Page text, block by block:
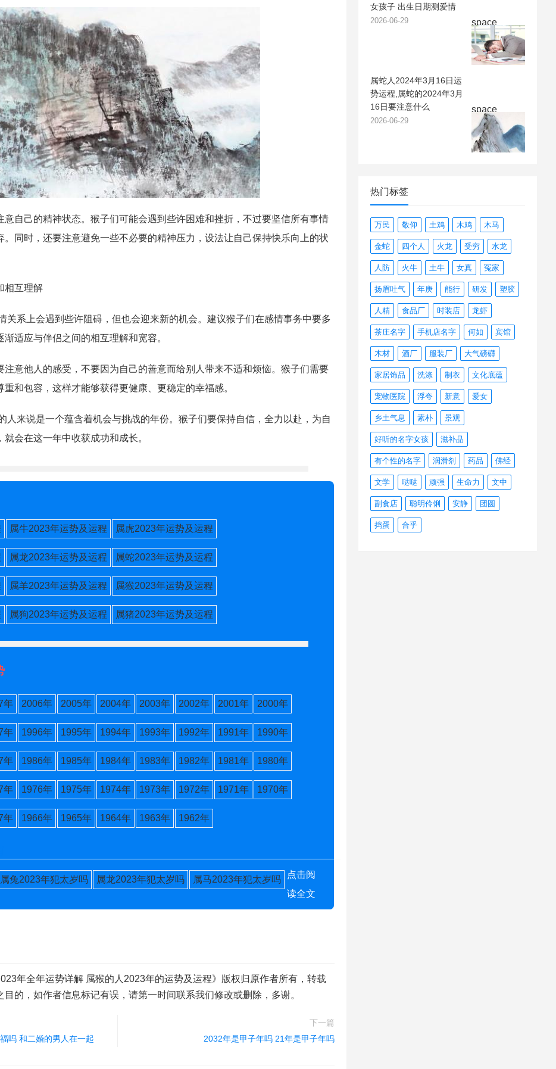
意自己的精神状态。猴子们可能会遇到些许困难和挫折，不过要坚信所有事情
。同时，还要注意避免一些不必要的精神压力，设法让自己保持快乐向上的状
相互理解
关系上会遇到些许阻碍，但也会迎来新的机会。建议猴子们在感情事务中要多
适应与伴侣之间的相互理解和宽容。
注意他人的感受，不要因为自己的善意而给别人带来不适和烦恼。猴子们需要
和包容，这样才能够获得更健康、更稳定的幸福感。
人来说是一个蕴含着机会与挑战的年份。猴子们要保持自信，全力以赴，为自
会在这一年中收获成功和成长。
属牛2023年运势及运程 属虎2023年运势及运程
属龙2023年运势及运程 属蛇2023年运势及运程
属羊2023年运势及运程 属猴2023年运势及运程
属狗2023年运势及运程 属猪2023年运势及运程
年 2006年 2005年 2004年 2003年 2002年 2001年 2000年
年 1996年 1995年 1994年 1993年 1992年 1991年 1990年
年 1986年 1985年 1984年 1983年 1982年 1981年 1980年
年 1976年 1975年 1974年 1973年 1972年 1971年 1970年
年 1966年 1965年 1964年 1963年 1962年
属兔2023年犯太岁吗 属龙2023年犯太岁吗 属马2023年犯太岁吗
点击阅
读全文
年全年运势详解 属猴的人2023年的运势及运程》版权归原作者所有，转载
的，如作者信息标记有误，请第一时间联系我们修改或删除，多谢。
吗 和二婚的男人在一起
下一篇
2032年是甲子年吗 21年是甲子年吗
space
女孩子 出生日期测爱情
2026-06-29
space
属蛇人2024年3月16日运
势运程,属蛇的2024年3月
16日要注意什么
2026-06-29
热门标签
万民 敬仰 土鸡 木鸡 木马
金蛇 四个人 火龙 受穷 水龙
人防 火牛 土牛 女真 冤家
扬眉吐气 年庚 能行 研发 塑胶
人精 食品厂 时装店 龙虾
茶庄名字 手机店名字 何如 宾馆
木材 酒厂 服装厂 大气磅礴
家居饰品 洗涤 制衣 文化底蕴
宠物医院 浮夸 新意 爱女
乡土气息 素朴 景观
好听的名字女孩 滋补品
有个性的名字 润滑剂 药品 佛经
文学 哒哒 顽强 生命力 文中
副食店 聪明伶俐 安静 团圆
捣蛋 合乎